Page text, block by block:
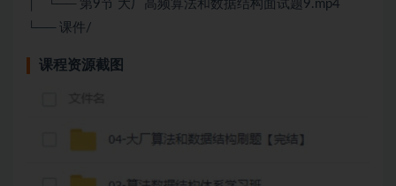
│ └── 第9节 大厂高频算法和数据结构面试题9.mp4
└── 课件/
课程资源截图